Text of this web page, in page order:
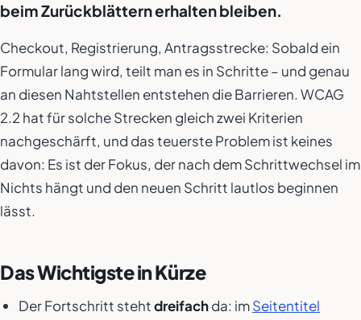
beim Zurückblättern erhalten bleiben.
Checkout, Registrierung, Antragsstrecke: Sobald ein
Formular lang wird, teilt man es in Schritte – und genau
an diesen Nahtstellen entstehen die Barrieren. WCAG
2.2 hat für solche Strecken gleich zwei Kriterien
nachgeschärft, und das teuerste Problem ist keines
davon: Es ist der Fokus, der nach dem Schrittwechsel im
Nichts hängt und den neuen Schritt lautlos beginnen
lässt.
Das Wichtigste in Kürze
Der Fortschritt stehtdreifachda: imSeitentitel